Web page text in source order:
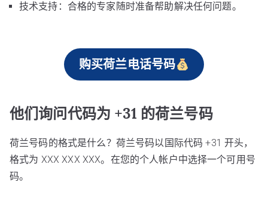
技术支持：合格的专家随时准备帮助解决任何问题。
购买荷兰电话号码
他们询问代码为 +31 的荷兰号码
荷兰号码的格式是什么？荷兰号码以国际代码 +31 开头，
格式为 XXX XXX XXX。在您的个人帐户中选择一个可用号
码。